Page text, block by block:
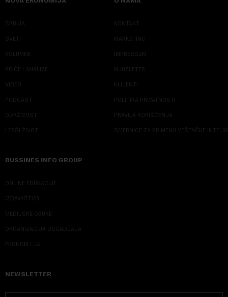
SRBIJA
SVET
KOLUMNE
PRIČE I ANALIZE
VIDEO
PODCAST
ODRŽIVOST
LEPŠI ŽIVOT
KONTAKT
MARKETING
IMPRESSUM
NJUZLETER
KLIJENTI
POLITIKA PRIVATNOSTI
PRAVILA KORIŠĆENJA
SMERNICE ZA PRIMENU VEŠTAČKE
BUSSINES INFO GROUP
ONLINE EDUKACIJE
IZDAVAŠTVO
MEDIJSKE OBUKE
ORGANIZACIJA DOGADJAJA
EKONOM I JA
NEWSLETTER